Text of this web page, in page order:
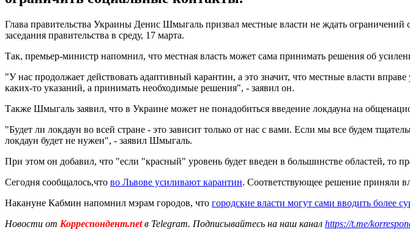
Глава правительства Украины Денис Шмыгаль призвал местные власти не ждать ограничений
заседания правительства в среду, 17 марта.
Так, премьер-министр напомнил, что местная власть может сама принимать решения об
"У нас продолжает действовать адаптивный карантин, а это значит, что местные власти
каких-то указаний, а принимать необходимые решения", - заявил он.
Также Шмыгаль заявил, что в Украине может не понадобиться введение локдауна на
"Будет ли локдаун во всей стране - это зависит только от нас с вами. Если мы все будем
локдаун будет не нужен", - заявил Шмыгаль.
При этом он добавил, что "если "красный" уровень будет введен в большинстве областей, то
Сегодня сообщалось,что во Львове усиливают карантин. Соответствующее решение приняли
Накануне Кабмин напомнил мэрам городов, что городские власти могут сами вводить более
Новости от Корреспондент.netв Telegram. Подписывайтесь на наш канал https://t.me/